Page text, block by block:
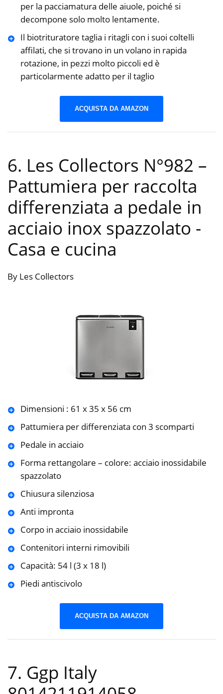
per la pacciamatura delle aiuole, poiché si
decompone solo molto lentamente.
Il biotrituratore taglia i ritagli con i suoi coltelli
affilati, che si trovano in un volano in rapida
rotazione, in pezzi molto piccoli ed è
particolarmente adatto per il taglio
ACQUISTA DA AMAZON
6. Les Collectors N°982 –
Pattumiera per raccolta
differenziata a pedale in
acciaio inox spazzolato -
Casa e cucina
By Les Collectors
Dimensioni : 61 x 35 x 56 cm
Pattumiera per differenziata con 3 scomparti
Pedale in acciaio
Forma rettangolare – colore: acciaio inossidabile
spazzolato
Chiusura silenziosa
Anti impronta
Corpo in acciaio inossidabile
Contenitori interni rimovibili
Capacità: 54 l (3 x 18 l)
Piedi antiscivolo
ACQUISTA DA AMAZON
7. Ggp Italy